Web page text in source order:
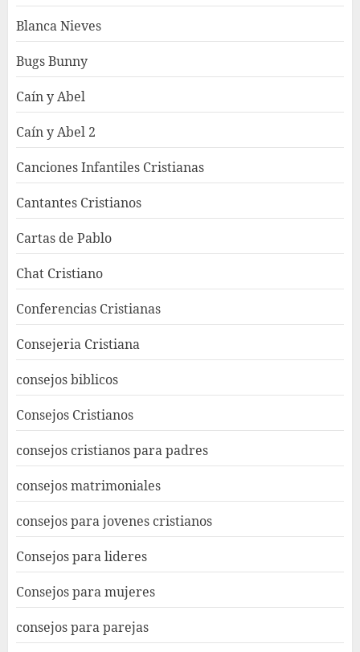
Blanca Nieves
Bugs Bunny
Caín y Abel
Caín y Abel 2
Canciones Infantiles Cristianas
Cantantes Cristianos
Cartas de Pablo
Chat Cristiano
Conferencias Cristianas
Consejeria Cristiana
consejos biblicos
Consejos Cristianos
consejos cristianos para padres
consejos matrimoniales
consejos para jovenes cristianos
Consejos para lideres
Consejos para mujeres
consejos para parejas